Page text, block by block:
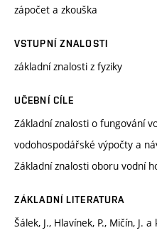
zápočet a zkouška
VSTUPNÍ ZNALOSTI
základní znalosti z fyziky
UČEBNÍ CÍLE
Základní znalosti o fungování
vodohospodářské výpočty a
Základní znalosti oboru vodní
ZÁKLADNÍ LITERATURA
Šálek, J., Hlavínek, P., Mičín, J.